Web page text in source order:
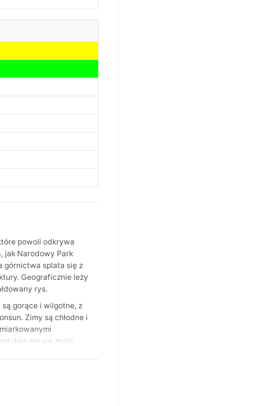
powoli odkrywa
jak Narodowy Park
górnictwa splata się z
Geograficznie leży
rys.
gorące i wilgotne, z
Zimy są chłodne i
daje się we znaki.
gdy słońce grzeje
ale też ryzykiem